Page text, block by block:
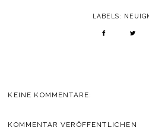
LABELS:
KEINE KOMMENTARE:
KOMMENTAR VERÖFFENTLICHEN